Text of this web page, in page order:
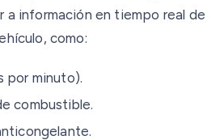
a información en tiempo real de
como:
por minuto).
combustible.